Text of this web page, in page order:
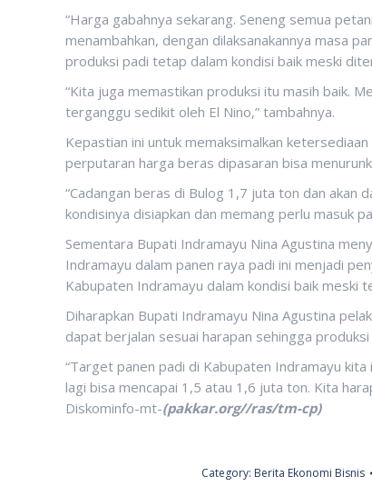
“Harga gabahnya sekarang. Seneng semua
menambahkan, dengan dilaksanakannya masa
produksi padi tetap dalam kondisi baik meski
“Kita juga memastikan produksi itu masih baik.
terganggu sedikit oleh El Nino,” tambahnya.
Kepastian ini untuk memaksimalkan
perputaran harga beras dipasaran bisa
“Cadangan beras di Bulog 1,7 juta ton dan akan
kondisinya disiapkan dan memang perlu masuk
Sementara Bupati Indramayu Nina Agustina
Indramayu dalam panen raya padi ini menjadi
Kabupaten Indramayu dalam kondisi baik meski
Diharapkan Bupati Indramayu Nina Agustina
dapat berjalan sesuai harapan sehingga
“Target panen padi di Kabupaten Indramayu
lagi bisa mencapai 1,5 atau 1,6 juta ton. Kita
Diskominfo-mt-(pakkar.org//ras/tm-cp)
Category: Berita Ekonomi Bisnis